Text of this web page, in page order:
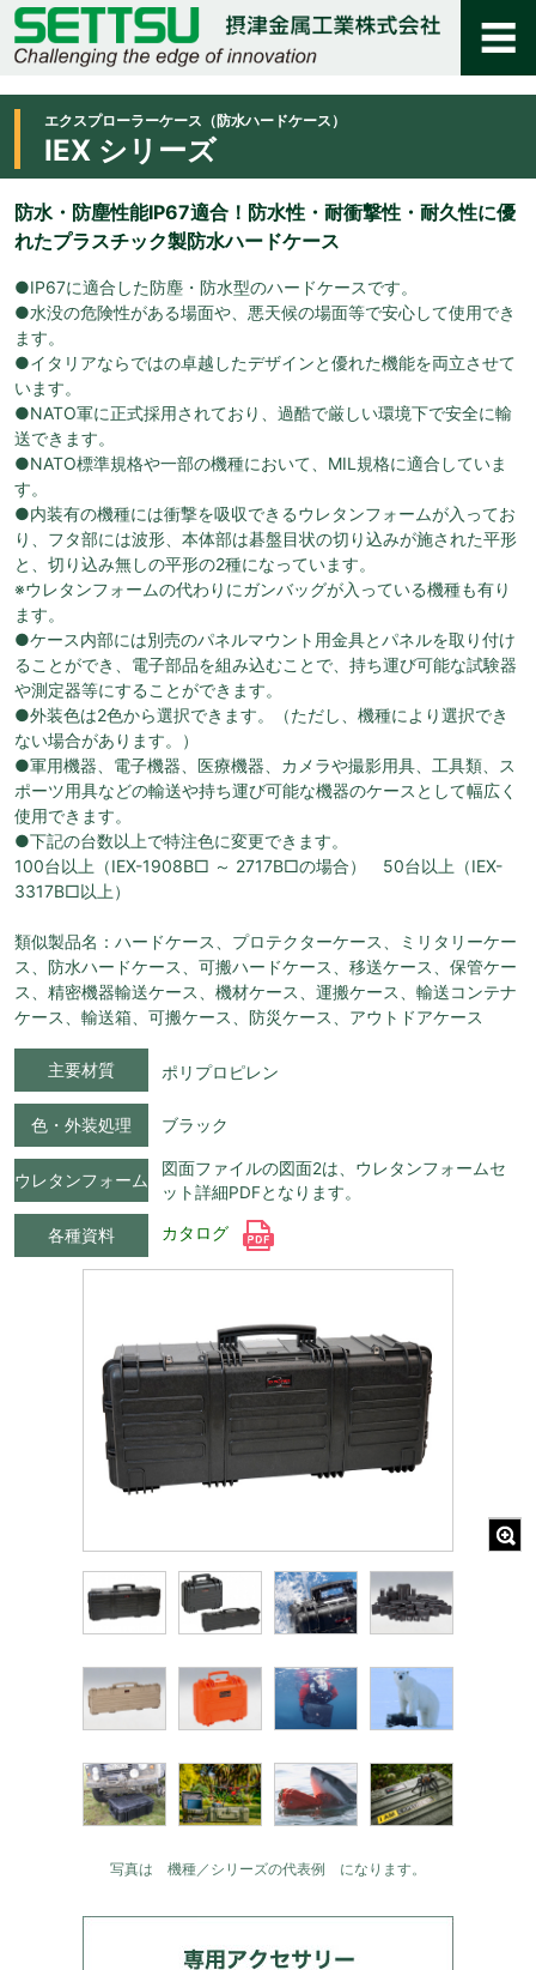
エクスプローラーケース（防水ハードケース）
IEX シリーズ
防水・防塵性能IP67適合！防水性・耐衝撃性・耐久性に優
れたプラスチック製防水ハードケース
●IP67に適合した防塵・防水型のハードケースです。
●水没の危険性がある場面や、悪天候の場面等で安心して使用でき
ます。
●イタリアならではの卓越したデザインと優れた機能を両立させて
います。
●NATO軍に正式採用されており、過酷で厳しい環境下で安全に輸
送できます。
●NATO標準規格や一部の機種において、MIL規格に適合していま
す。
●内装有の機種には衝撃を吸収できるウレタンフォームが入ってお
り、フタ部には波形、本体部は碁盤目状の切り込みが施された平形
と、切り込み無しの平形の2種になっています。
※ウレタンフォームの代わりにガンバッグが入っている機種も有り
ます。
●ケース内部には別売のパネルマウント用金具とパネルを取り付け
ることができ、電子部品を組み込むことで、持ち運び可能な試験器
や測定器等にすることができます。
●外装色は2色から選択できます。（ただし、機種により選択でき
ない場合があります。）
●軍用機器、電子機器、医療機器、カメラや撮影用具、工具類、ス
ポーツ用具などの輸送や持ち運び可能な機器のケースとして幅広く
使用できます。
●下記の台数以上で特注色に変更できます。
100台以上（IEX-1908B□ ～ 2717B□の場合） 50台以上（IEX-
3317B□以上）
類似製品名：ハードケース、プロテクターケース、ミリタリーケー
ス、防水ハードケース、可搬ハードケース、移送ケース、保管ケー
ス、精密機器輸送ケース、機材ケース、運搬ケース、輸送コンテナ
ケース、輸送箱、可搬ケース、防災ケース、アウトドアケース
主要材質 ポリプロピレン
色・外装処理 ブラック
ウレタンフォーム
図面ファイルの図面2は、ウレタンフォームセ
ット詳細PDFとなります。
各種資料 カタログ
写真は 機種／シリーズの代表例 になります。